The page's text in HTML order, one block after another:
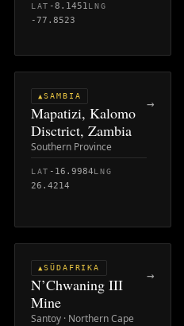
LAT -8.1451LNG
-77.8523
▲ SAMBIA
Mapatizi, Kalomo
Disctrict, Zambia
Southern Province
LAT -16.9984LNG
26.4214
→
▲ SÜDAFRIKA
N’Chwaning III
Mine
Santoy · Northern Cape
→